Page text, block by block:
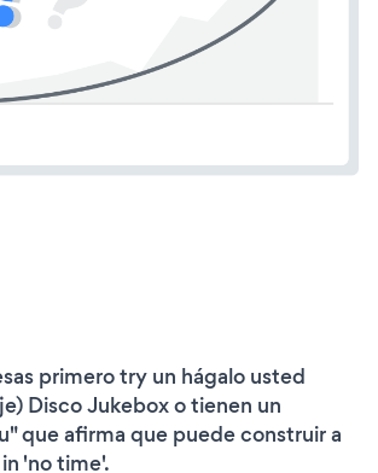
primero try un hágalo usted
Disco Jukebox o tienen un
que afirma que puede construir a
'no time'.